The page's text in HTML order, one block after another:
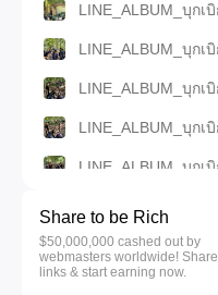
Share to be Rich
$50,000,000 cashed out by
webmasters worldwide! Share
links & start earning now.